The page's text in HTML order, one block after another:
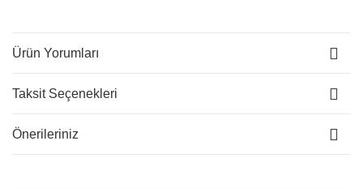
Ürün Yorumları
Taksit Seçenekleri
Önerileriniz